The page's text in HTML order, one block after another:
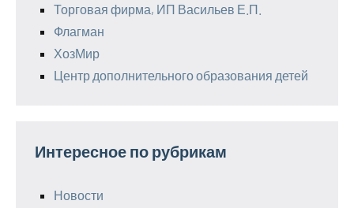
Торговая фирма, ИП Васильев Е.П.
Флагман
ХозМир
Центр дополнительного образования детей
Интересное по рубрикам
Новости